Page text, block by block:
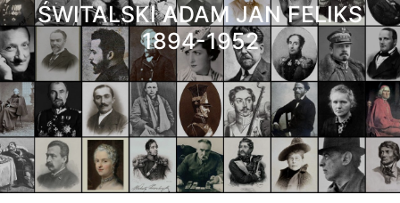
ŚWITALSKI ADAM JAN FELIKS
1894-1952